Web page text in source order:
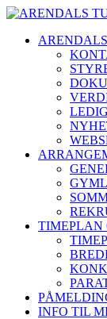
TIMEPLAN
INFO TIL